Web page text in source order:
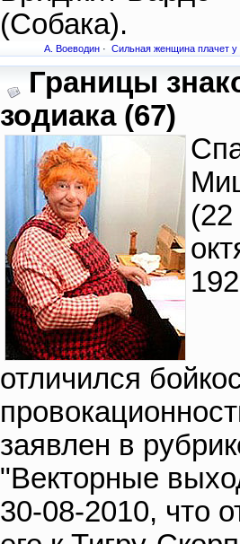
(Собака).
А. Воеводин · Сильная женщина плачет у
Границы
зодиака (67)
(22
отличился
заявлен в
"Векторные
30-08-2010, что